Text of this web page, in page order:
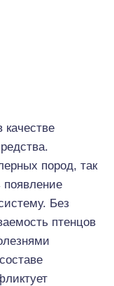
качестве
пород, так
Без
птенцов